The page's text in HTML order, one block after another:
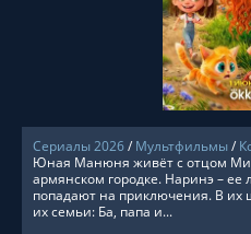
Сериалы 2026/ Мультфильмы/
Юная Манюня живёт с отцом
армянском городке. Наринэ – ее
попадают на приключения. В их
их семьи: Ба, папа и...